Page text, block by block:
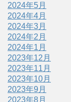
2024年5月
2024年4月
2024年3月
2024年2月
2024年1月
2023年12月
2023年11月
2023年10月
2023年9月
2023年8月